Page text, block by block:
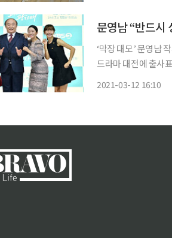
문영남 “반드시
‘막장 대모’ 문영남
드라마 대전에 출사
2021-03-12 16:10